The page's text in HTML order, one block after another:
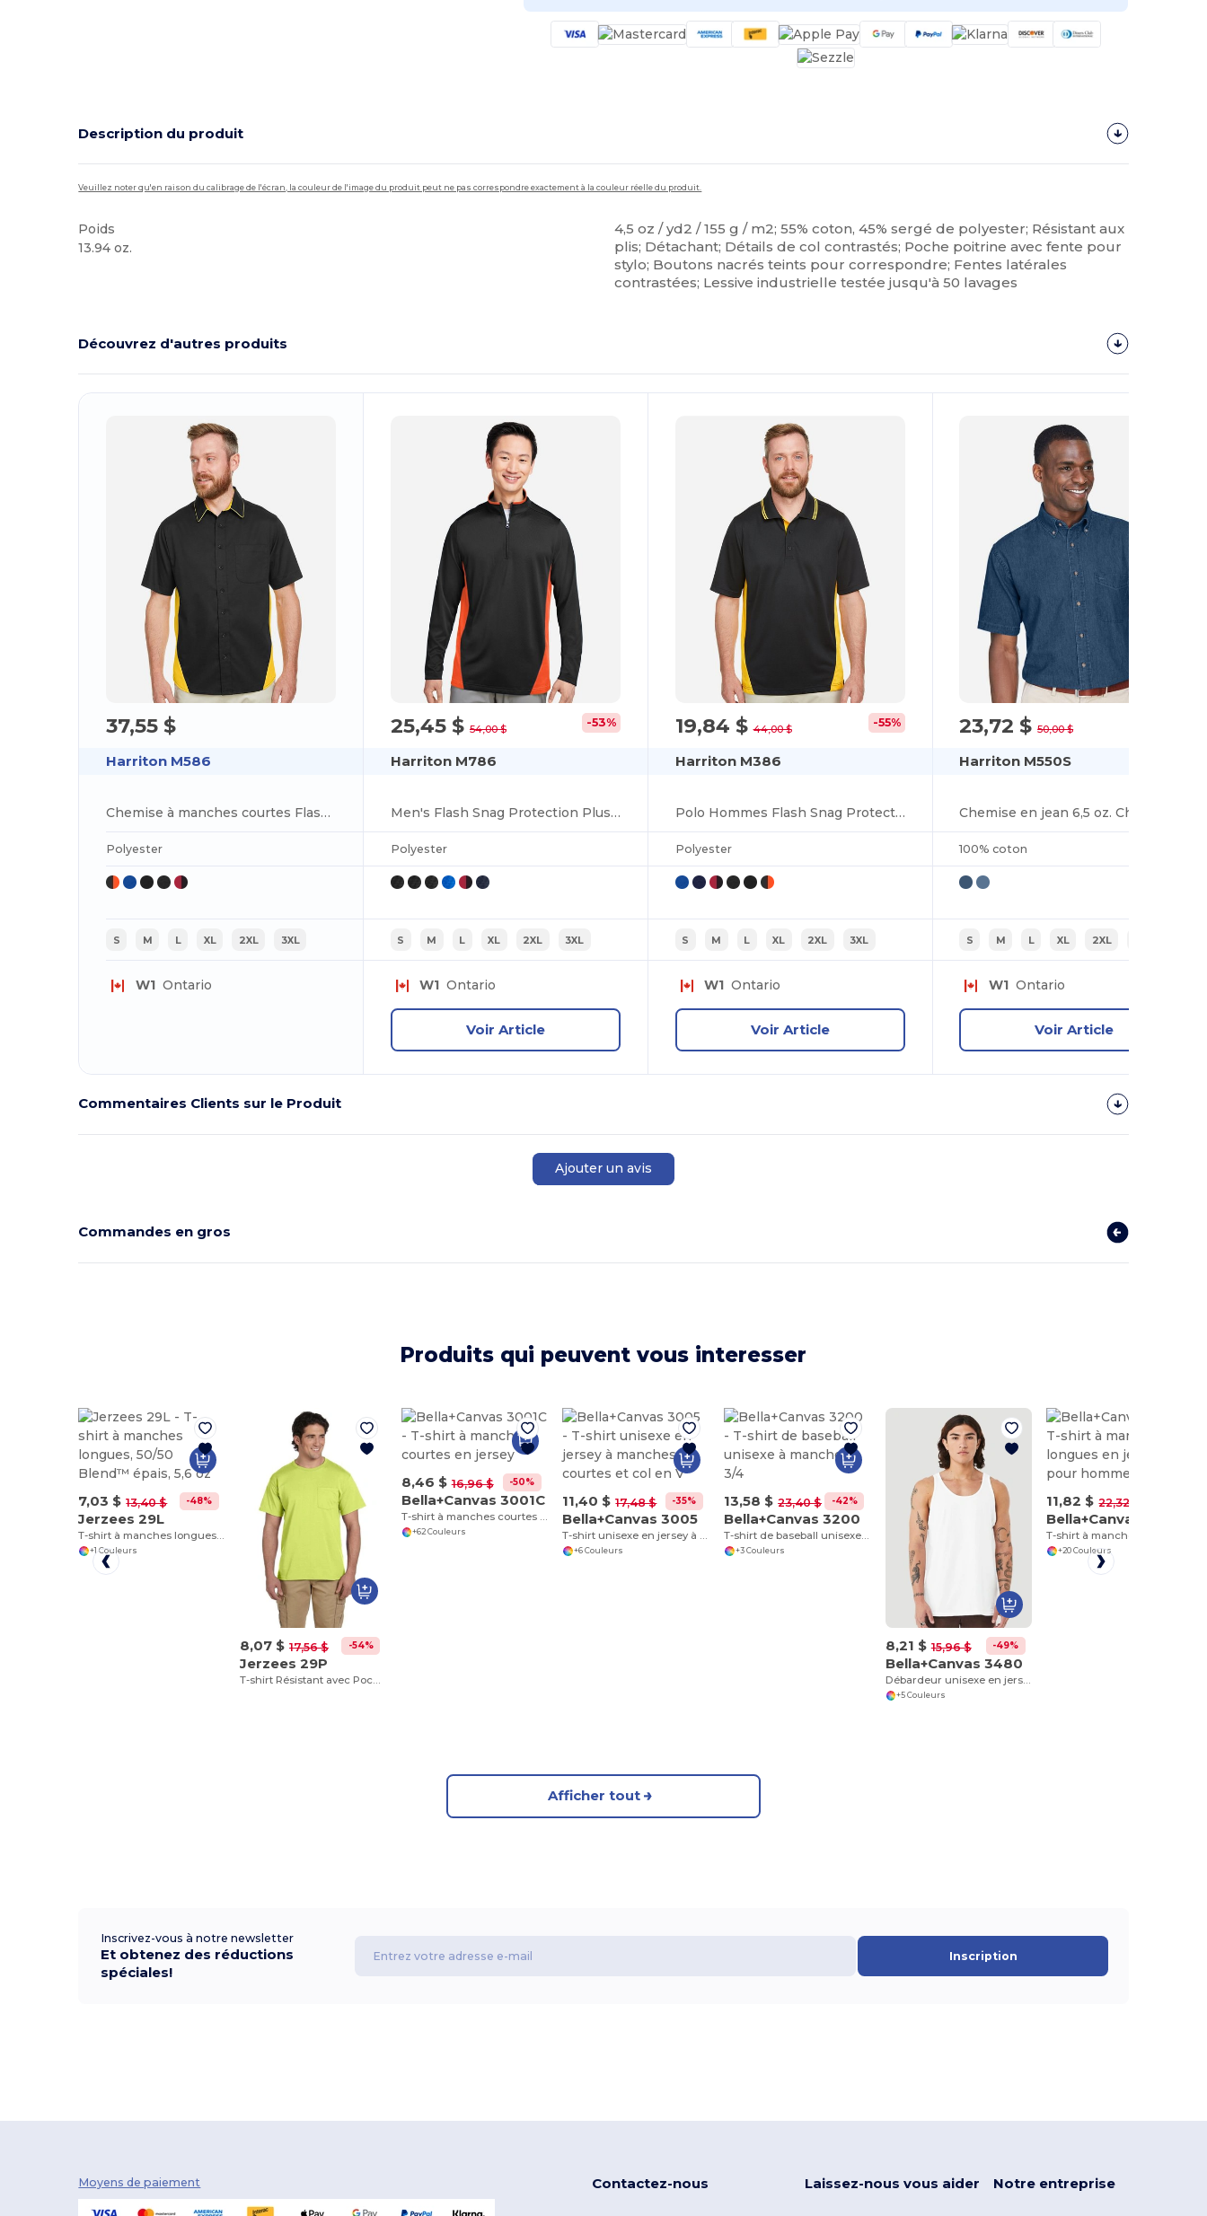
Description du produit
Veuillez noter qu'en raison du calibrage de l'écran, la couleur de l'image du produit peut ne pas correspondre exactement à la couleur réelle du produit.
Poids
13.94 oz.
4,5 oz / yd2 / 155 g / m2; 55% coton, 45% sergé de polyester; Résistant aux
plis; Détachant; Détails de col contrastés; Poche poitrine avec fente pour
stylo; Boutons nacrés teints pour correspondre; Fentes latérales
contrastées; Lessive industrielle testée jusqu'à 50 lavages
Découvrez d'autres produits
37,55 $
Harriton M586
Chemise à manches courtes Flash Il Colorblock pour homme
Polyester
S M L XL 2XL 3XL
W1Ontario
25,45 $ 54,00 $ -53%
Harriton M786
Men's Flash Snag Protection Plus IL Colorblock Quarter-Zip
Polyester
S M L XL 2XL 3XL
W1 Ontario
Voir Article
19,84 $44,00 $ -55%
Harriton M386
Polo Hommes Flash Snag Protection Plus Il Colorblock
Polyester
S M L XL 2XL 3XL
W1 Ontario
Voir Article
23,72 $50,00 $
Harriton M550S
100% coton
S M L XL 2XL
W1Ontario
Voir Article
Commentaires Clients sur le Produit
Ajouter un avis
Commandes en gros
Produits qui peuvent vous interesser
7,03 $ 13,40 $ -48%
Jerzees 29L
+1 Couleurs
8,07 $ 17,56 $ -54%
Jerzees 29P
8,46 $ 16,96 $ -50%
Bella+Canvas 3001C
+62 Couleurs
11,40 $ 17,48 $ -35%
Bella+Canvas 3005
+6 Couleurs
13,58 $ 23,40 $ -42%
Bella+Canvas 3200
+3 Couleurs
8,21 $ 15,96 $ -49%
Bella+Canvas 3480
Débardeur unisexe en jersey
+5 Couleurs
11,82 $ 22,32 $
Bella+Canvas 3501
+20 Couleurs
Afficher tout
Inscrivez-vous à notre newsletter
Et obtenez des réductions
spéciales!
Inscription
Moyens de paiement Contactez-nous Laissez-nous vous aider Notre entreprise